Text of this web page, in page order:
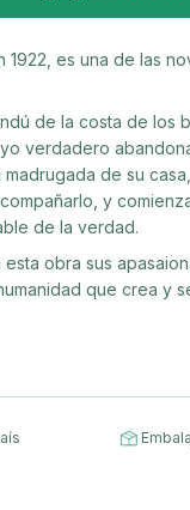
1922, es una de las
de la costa de los
verdadero
de su
y
de la verdad.
obra sus
que crea y